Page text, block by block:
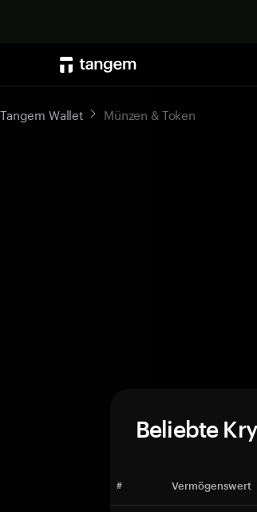
Tangem Wallet Münzen & Token
Beliebte
# Vermögenswert